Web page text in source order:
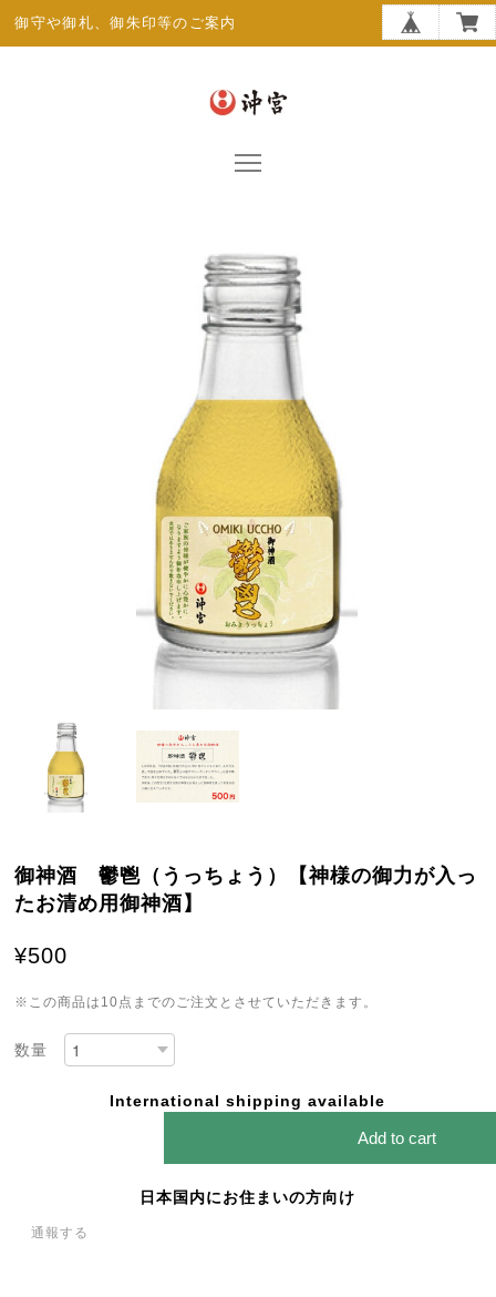
御守や御札、御朱印等のご案内
御神酒 鬱鬯（うっちょう）【神様の御力が入っ
たお清め用御神酒】
¥500
※この商品は10点までのご注文とさせていただきます。
数量
International shipping available
Add to cart
日本国内にお住まいの方向け
通報する